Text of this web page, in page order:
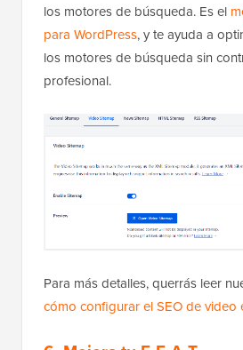
los motores de búsqueda. Es el
para WordPress, y te ayuda a
los motores de búsqueda sin
profesional.
Para más detalles, querrás leer
cómo configurar el SEO de video